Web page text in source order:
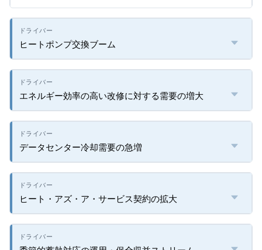
ヒートポンプ交換ブーム
エネルギー効率の高い改修に対する需要の増大
データセンター冷却需要の急増
ヒート・アズ・ア・サービス契約の拡大